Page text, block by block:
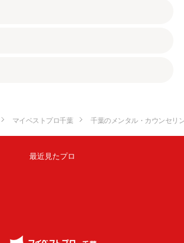
マイベストプロ千葉 千葉のメンタル・カウンセリ
最近見たプロ